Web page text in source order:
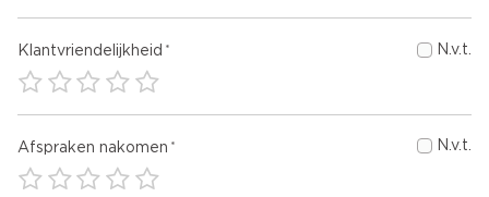
Klantvriendelijkheid N.v.t.
Afspraken nakomen N.v.t.